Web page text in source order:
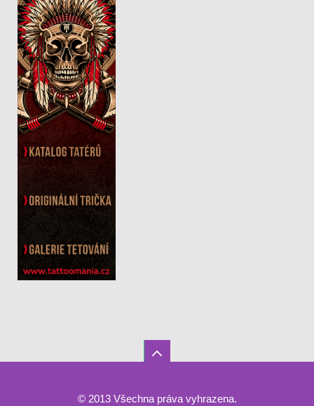
© 2013 Všechna práva vyhrazena.